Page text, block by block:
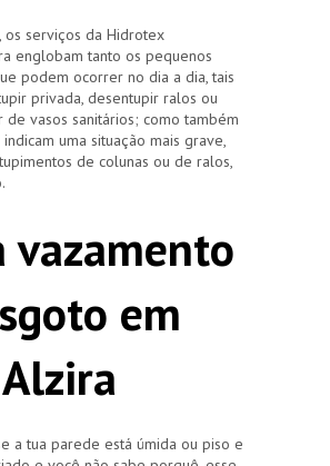
os serviços da Hidrotex
englobam tanto os pequenos
podem ocorrer no dia a dia, tais
privada, desentupir ralos ou
de vasos sanitários; como também
uma situação mais grave,
de colunas ou de ralos,
vazamento
em
a tua parede está úmida ou piso e